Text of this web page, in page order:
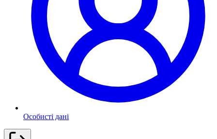
Особисті дані